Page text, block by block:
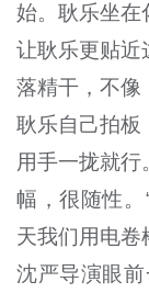
始。耿乐坐在
让耿乐更贴
落精干，不像
耿乐自己拍板
用手一拢就行
幅，很随性
天我们用电卷
沈严导演眼